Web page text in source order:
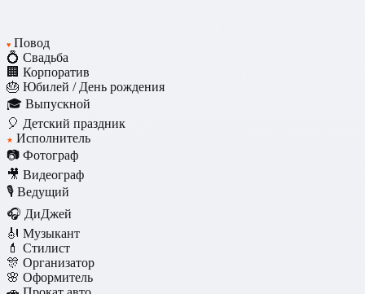
♥ Повод
💍 Свадьба
🏢 Корпоратив
🎂 Юбилей / День рождения
🎓 Выпускной
🎈 Детский праздник
★ Исполнитель
📷 Фотограф
🎥 Видеограф
🎙️ Ведущий
🎧 ДиДжей
🎻 Музыкант
💄 Стилист
🎊 Организатор
🌸 Оформитель